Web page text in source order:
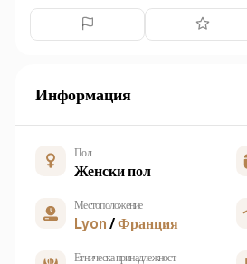
Информация
Пол
Женски пол
Местоположение
Lyon /Франция
Етническа принадлежност